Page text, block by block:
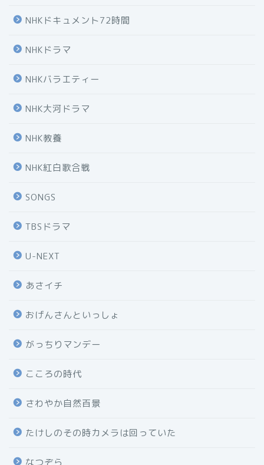
NHKドキュメント72時間
NHKドラマ
NHKバラエティー
NHK大河ドラマ
NHK教養
NHK紅白歌合戦
SONGS
TBSドラマ
U-NEXT
あさイチ
おげんさんといっしょ
がっちりマンデー
こころの時代
さわやか自然百景
たけしのその時カメラは回っていた
なつぞら